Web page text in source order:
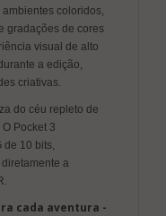
coloridos,
gradações de cores
visual de alto
a edição,
criativas.
do céu repleto de
Pocket 3
de 10 bits,
a
cada aventura -